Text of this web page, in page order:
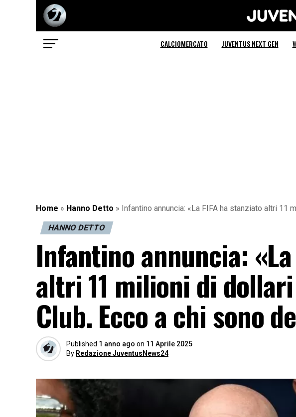
CALCIOMERCATO JUVENTUS NEXT GEN
Home » Hanno Detto » Infantino annuncia: «La FIFA ha stanziato altri
HANNO DETTO
Infantino annuncia:
altri 11 milioni di
Club. Ecco a chi sono
Published 1 anno ago on 11 Aprile 2025
By Redazione JuventusNews24